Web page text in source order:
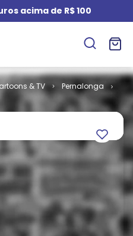
acima de R$ 100
& TV
Pernalonga